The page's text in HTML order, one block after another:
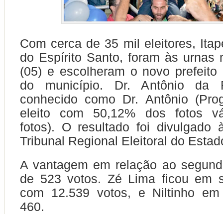
Com cerca de 35 mil eleitores,
do Espírito Santo, foram às urnas
(05) e escolheram o novo prefeito
do município. Dr. Antônio da
conhecido como Dr. Antônio
eleito com 50,12% dos fotos
fotos). O resultado foi divulgado
Tribunal Regional Eleitoral do
A vantagem em relação ao
de 523 votos. Zé Lima ficou em
com 12.539 votos, e Niltinho
460.